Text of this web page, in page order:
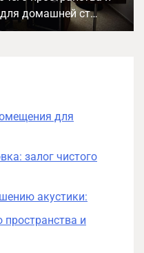
домашней ст…
для
залог чистого
акустики:
пространства и